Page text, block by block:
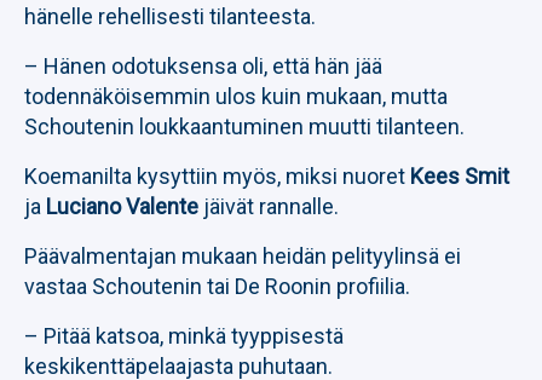
hänelle rehellisesti tilanteesta.
– Hänen odotuksensa oli, että hän jää
todennäköisemmin ulos kuin mukaan, mutta
Schoutenin loukkaantuminen muutti tilanteen.
Koemanilta kysyttiin myös, miksi nuoret Kees Smit
ja Luciano Valente jäivät rannalle.
Päävalmentajan mukaan heidän pelityylinsä ei
vastaa Schoutenin tai De Roonin profiilia.
– Pitää katsoa, minkä tyyppisestä
keskikenttäpelaajasta puhutaan.